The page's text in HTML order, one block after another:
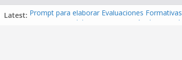
Latest: Prompt para elaborar Evaluaciones Formativas